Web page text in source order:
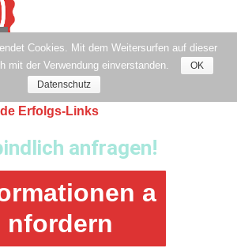
Erfolgs-Links
anfragen!
a
nfordern